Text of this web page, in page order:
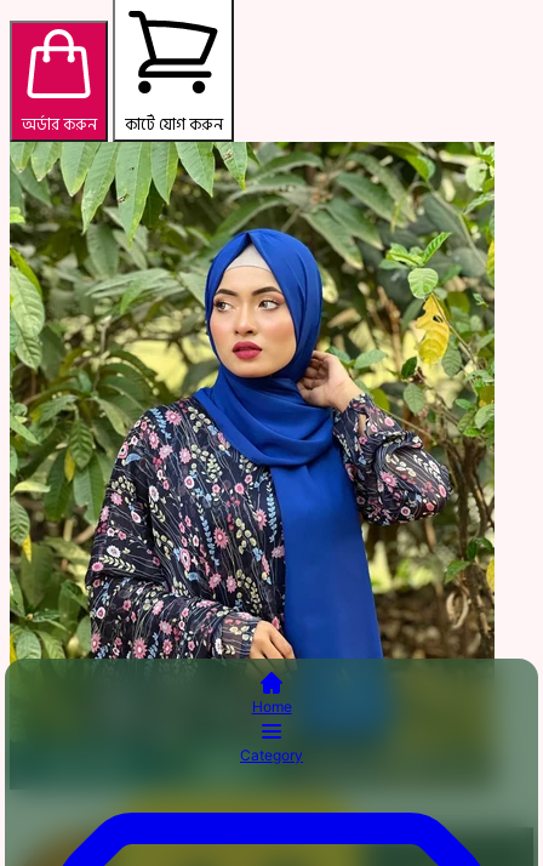
অর্ডার করুন কার্টে যোগ করুন
Home
Category